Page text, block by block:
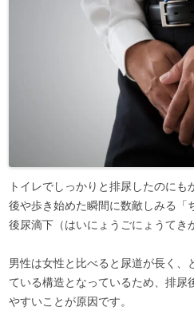
トイレでしっかりと排尿したのに
後や歩き始めた瞬間に数敵しみる「
後尿滴下（はいにょうごにょうてき
男性は女性と比べると尿道が長く、
ている構造となっているため、排尿
やすいことが原因です。